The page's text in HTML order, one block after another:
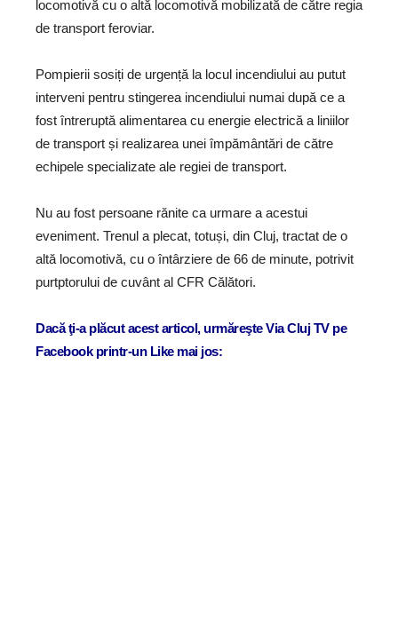
locomotivă cu o altă locomotivă mobilizată de către regia
de transport feroviar.
Pompierii sosiți de urgență la locul incendiului au putut
interveni pentru stingerea incendiului numai după ce a
fost întreruptă alimentarea cu energie electrică a liniilor
de transport și realizarea unei împământări de către
echipele specializate ale regiei de transport.
Nu au fost persoane rănite ca urmare a acestui
eveniment. Trenul a plecat, totuși, din Cluj, tractat de o
altă locomotivă, cu o întârziere de 66 de minute, potrivit
purtptorului de cuvânt al CFR Călători.
Dacă ţi-a plăcut acest articol, urmăreşte Via Cluj TV pe
Facebook printr-un Like mai jos: